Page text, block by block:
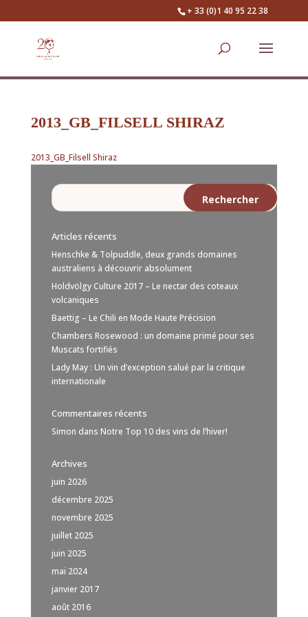
+ 33 (0)1 40 95 22 38
2013_GB_FILSELL SHIRAZ
2013_GB_Filsell Shiraz
Articles récents
Henschke & Tolpuddle, deux grands domaines
australiens à découvrir absolument
Holdvölgy Culture 2017 – Le nectar des coteaux
volcaniques
Baettig – Le Chili en Mode Haute Précision
Chambers Rosewood : un domaine primé pour ses
Muscats fortifiés
Lady May : Un vin d’exception salué par la critique
internationale
Commentaires récents
Simon dans Notre Top 10 des vins de l’hiver!
Archives
juin 2026
décembre 2025
novembre 2025
juillet 2025
juin 2025
mai 2024
janvier 2017
août 2016